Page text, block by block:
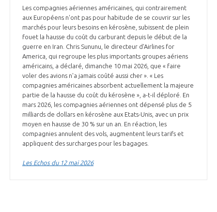
Les compagnies aériennes américaines, qui contrairement
aux Européens n'ont pas pour habitude de se couvrir sur les
marchés pour leurs besoins en kérosène, subissent de plein
fouet la hausse du coût du carburant depuis le début de la
guerre en Iran. Chris Sununu, le directeur d'Airlines for
America, qui regroupe les plus importants groupes aériens
américains, a déclaré, dimanche 10 mai 2026, que « faire
voler des avions n'a jamais coûté aussi cher ». « Les
compagnies américaines absorbent actuellement la majeure
partie de la hausse du coût du kérosène », a-t-il déploré. En
mars 2026, les compagnies aériennes ont dépensé plus de 5
milliards de dollars en kérosène aux Etats-Unis, avec un prix
moyen en hausse de 30 % sur un an. En réaction, les
compagnies annulent des vols, augmentent leurs tarifs et
appliquent des surcharges pour les bagages.
Les Echos du 12 mai 2026